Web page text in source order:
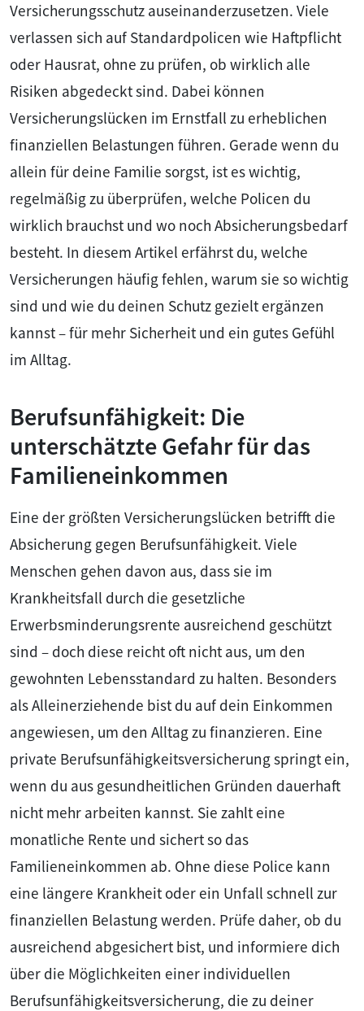
Versicherungsschutz auseinanderzusetzen. Viele
verlassen sich auf Standardpolicen wie Haftpflicht
oder Hausrat, ohne zu prüfen, ob wirklich alle
Risiken abgedeckt sind. Dabei können
Versicherungslücken im Ernstfall zu erheblichen
finanziellen Belastungen führen. Gerade wenn du
allein für deine Familie sorgst, ist es wichtig,
regelmäßig zu überprüfen, welche Policen du
wirklich brauchst und wo noch Absicherungsbedarf
besteht. In diesem Artikel erfährst du, welche
Versicherungen häufig fehlen, warum sie so wichtig
sind und wie du deinen Schutz gezielt ergänzen
kannst – für mehr Sicherheit und ein gutes Gefühl
im Alltag.
Berufsunfähigkeit: Die
unterschätzte Gefahr für das
Familieneinkommen
Eine der größten Versicherungslücken betrifft die
Absicherung gegen Berufsunfähigkeit. Viele
Menschen gehen davon aus, dass sie im
Krankheitsfall durch die gesetzliche
Erwerbsminderungsrente ausreichend geschützt
sind – doch diese reicht oft nicht aus, um den
gewohnten Lebensstandard zu halten. Besonders
als Alleinerziehende bist du auf dein Einkommen
angewiesen, um den Alltag zu finanzieren. Eine
private Berufsunfähigkeitsversicherung springt ein,
wenn du aus gesundheitlichen Gründen dauerhaft
nicht mehr arbeiten kannst. Sie zahlt eine
monatliche Rente und sichert so das
Familieneinkommen ab. Ohne diese Police kann
eine längere Krankheit oder ein Unfall schnell zur
finanziellen Belastung werden. Prüfe daher, ob du
ausreichend abgesichert bist, und informiere dich
über die Möglichkeiten einer individuellen
Berufsunfähigkeitsversicherung, die zu deiner